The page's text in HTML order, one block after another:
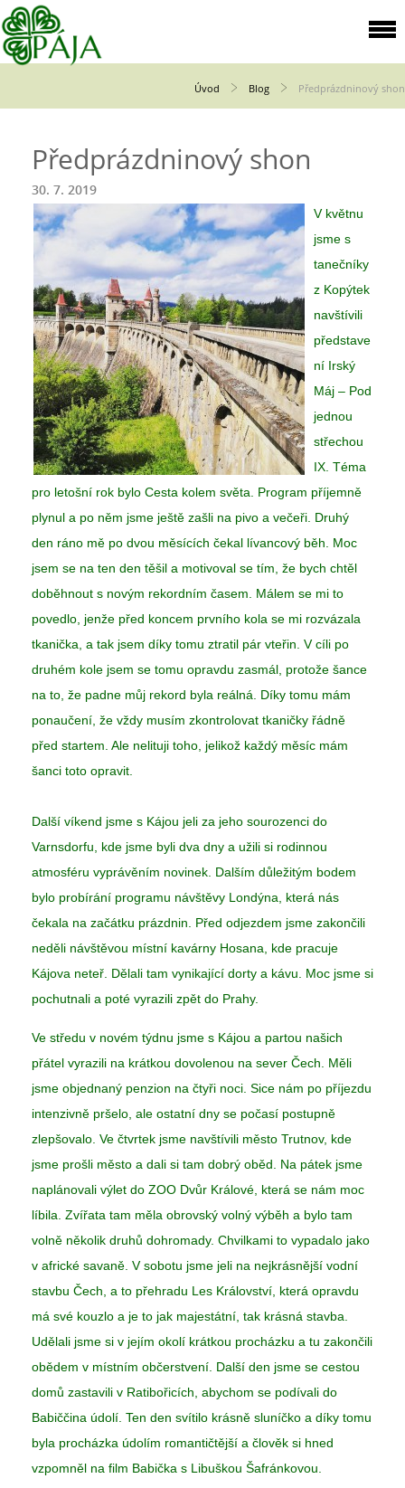
Úvod Blog Předprázdninový shon
Předprázdninový shon
30. 7. 2019
V květnu
jsme s
tanečníky
z Kopýtek
navštívili
představe
ní Irský
Máj – Pod
jednou
střechou
IX. Téma
pro letošní rok bylo Cesta kolem světa. Program příjemně
plynul a po něm jsme ještě zašli na pivo a večeři. Druhý
den ráno mě po dvou měsících čekal lívancový běh. Moc
jsem se na ten den těšil a motivoval se tím, že bych chtěl
doběhnout s novým rekordním časem. Málem se mi to
povedlo, jenže před koncem prvního kola se mi rozvázala
tkanička, a tak jsem díky tomu ztratil pár vteřin. V cíli po
druhém kole jsem se tomu opravdu zasmál, protože šance
na to, že padne můj rekord byla reálná. Díky tomu mám
ponaučení, že vždy musím zkontrolovat tkaničky řádně
před startem. Ale nelituji toho, jelikož každý měsíc mám
šanci toto opravit.
Další víkend jsme s Kájou jeli za jeho sourozenci do
Varnsdorfu, kde jsme byli dva dny a užili si rodinnou
atmosféru vyprávěním novinek. Dalším důležitým bodem
bylo probírání programu návštěvy Londýna, která nás
čekala na začátku prázdnin. Před odjezdem jsme zakončili
neděli návštěvou místní kavárny Hosana, kde pracuje
Kájova neteř. Dělali tam vynikající dorty a kávu. Moc jsme si
pochutnali a poté vyrazili zpět do Prahy.
Ve středu v novém týdnu jsme s Kájou a partou našich
přátel vyrazili na krátkou dovolenou na sever Čech. Měli
jsme objednaný penzion na čtyři noci. Sice nám po příjezdu
intenzivně pršelo, ale ostatní dny se počasí postupně
zlepšovalo. Ve čtvrtek jsme navštívili město Trutnov, kde
jsme prošli město a dali si tam dobrý oběd. Na pátek jsme
naplánovali výlet do ZOO Dvůr Králové, která se nám moc
líbila. Zvířata tam měla obrovský volný výběh a bylo tam
volně několik druhů dohromady. Chvilkami to vypadalo jako
v africké savaně. V sobotu jsme jeli na nejkrásnější vodní
stavbu Čech, a to přehradu Les Království, která opravdu
má své kouzlo a je to jak majestátní, tak krásná stavba.
Udělali jsme si v jejím okolí krátkou procházku a tu zakončili
obědem v místním občerstvení. Další den jsme se cestou
domů zastavili v Ratibořicích, abychom se podívali do
Babiččina údolí. Ten den svítilo krásně sluníčko a díky tomu
byla procházka údolím romantičtější a člověk si hned
vzpomněl na film Babička s Libuškou Šafránkovou.